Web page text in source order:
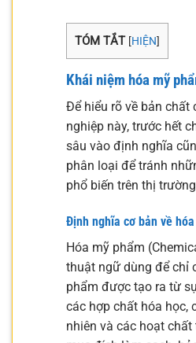
TÓM TẮT [HIỆN]
Khái niệm hóa mỹ
Để hiểu rõ về bản chất
nghiệp này, trước hết
sâu vào định nghĩa
phân loại để tránh
phổ biến trên thị
Định nghĩa cơ bản về
Hóa mỹ phẩm
thuật ngữ dùng để chỉ
phẩm được tạo ra từ
các hợp chất hóa học,
nhiên và các hoạt